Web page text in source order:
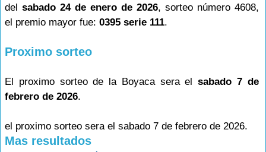
del sabado 24 de enero de 2026, sorteo número 4608,
el premio mayor fue: 0395 serie 111.
Proximo sorteo
El proximo sorteo de la Boyaca sera elsabado 7 de
febrero de 2026.
el proximo sorteo sera el sabado 7 de febrero de 2026.
Mas resultados